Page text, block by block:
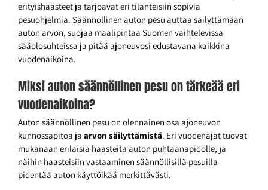
erityishaasteet ja tarjoavat eri tilanteisiin sopivia
pesuohjelmia. Säännöllinen auton pesu auttaa säilyttämään
auton arvon, suojaa maalipintaa Suomen vaihtelevissa
sääolosuhteissa ja pitää ajoneuvosi edustavana kaikkina
vuodenaikoina.
Miksi auton säännöllinen pesu on tärkeää eri
vuodenaikoina?
Auton säännöllinen pesu on olennainen osa ajoneuvon
kunnossapitoa ja arvon säilyttämistä. Eri vuodenajat tuovat
mukanaan erilaisia haasteita auton puhtaanapidolle, ja
näihin haasteisiin vastaaminen säännöllisillä pesuilla
pidentää auton käyttöikää merkittävästi.